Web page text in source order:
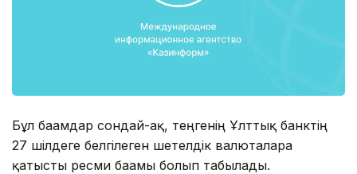
Бұл бағамдар сондай-ақ, теңгенің Ұлттық банктің
27 шілдеге белгілеген шетелдік валюталарға
қатысты ресми бағамы болып табылады.